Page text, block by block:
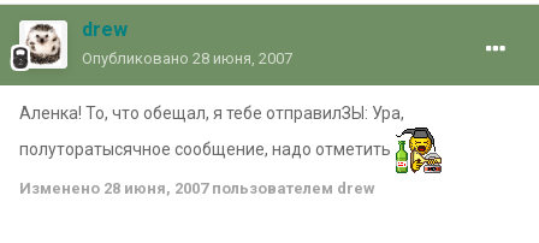
drew
Опубликовано 28 июня, 2007
Аленка! То, что обещал, я тебе отправилЗЫ: Ура,
полуторатысячное сообщение, надо отметить
Изменено 28 июня, 2007пользователем drew